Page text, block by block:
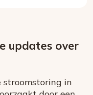
updates over
stroomstoring in